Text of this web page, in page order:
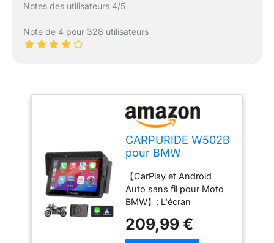
car une tension ou un
Notes des utilisateurs 4/5
Note de 4 pour 328 utilisateurs
CARPURIDE W502B
pour BMW
5" Android Auto
Bluetooth Dual
【CarPlay et Android
Auto sans fil pour Moto
BMW】: L'écran
moto avec CarPlay
personnalisé et un
209,99 €